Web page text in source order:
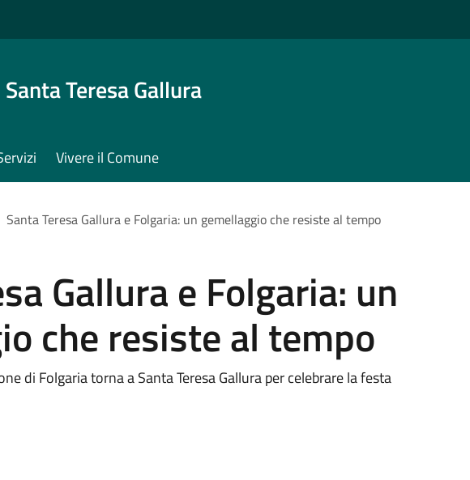
Teresa Gallura
Vivere il Comune
Santa Teresa Gallura e Folgaria: un gemellaggio che resiste al tempo
Gallura e Folgaria: un
che resiste al tempo
di Folgaria torna a Santa Teresa Gallura per celebrare la festa